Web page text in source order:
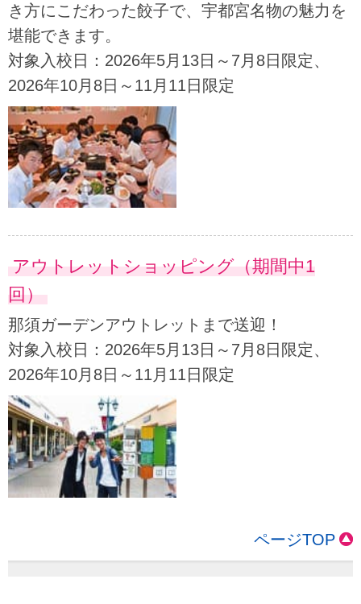
き方にこだわった餃子で、宇都宮名物の魅力を
堪能できます。
対象入校日：2026年5月13日～7月8日限定、
2026年10月8日～11月11日限定
アウトレットショッピング（期間中1
回）
那須ガーデンアウトレットまで送迎！
対象入校日：2026年5月13日～7月8日限定、
2026年10月8日～11月11日限定
ページTOP